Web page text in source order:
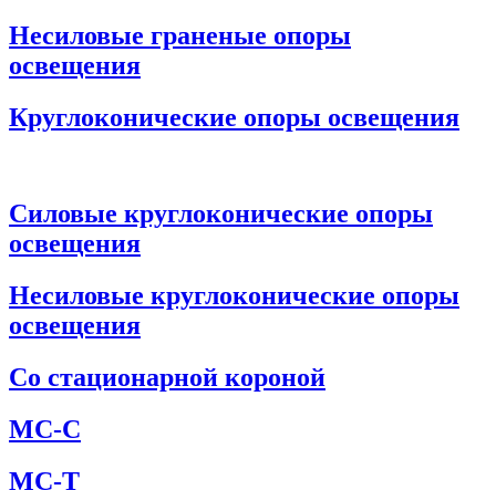
Несиловые граненые опоры
освещения
Круглоконические опоры освещения
Силовые круглоконические опоры
освещения
Несиловые круглоконические опоры
освещения
Со стационарной короной
МС-С
МС-Т